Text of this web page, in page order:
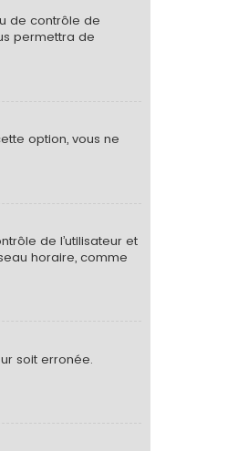
de contrôle de
permettra de
option, vous ne
de l’utilisateur et
horaire, comme
soit erronée.